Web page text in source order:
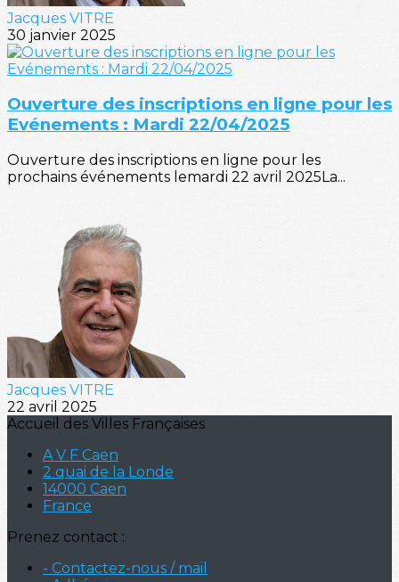
Jacques VITRE
30 janvier 2025
Ouverture des inscriptions en ligne pour les
Evénements : Mardi 22/04/2025
Ouverture des inscriptions en ligne pour les
prochains événements lemardi 22 avril 2025La...
Jacques VITRE
22 avril 2025
Accueil des Villes Françaises
A V F Caen
2 quai de la Londe
14000 Caen
France
Prenez contact :
- Contactez-nous / mail